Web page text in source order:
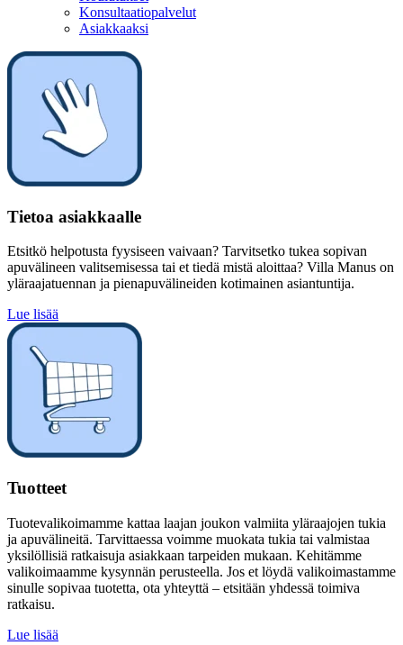
Konsultaatiopalvelut
Asiakkaaksi
Tietoa asiakkaalle
Etsitkö helpotusta fyysiseen vaivaan? Tarvitsetko tukea sopivan
apuvälineen valitsemisessa tai et tiedä mistä aloittaa? Villa Manus on
yläraajatuennan ja pienapuvälineiden kotimainen asiantuntija.
Lue lisää
Tuotteet
Tuotevalikoimamme kattaa laajan joukon valmiita yläraajojen tukia
ja apuvälineitä. Tarvittaessa voimme muokata tukia tai valmistaa
yksilöllisiä ratkaisuja asiakkaan tarpeiden mukaan. Kehitämme
valikoimaamme kysynnän perusteella. Jos et löydä valikoimastamme
sinulle sopivaa tuotetta, ota yhteyttä – etsitään yhdessä toimiva
ratkaisu.
Lue lisää